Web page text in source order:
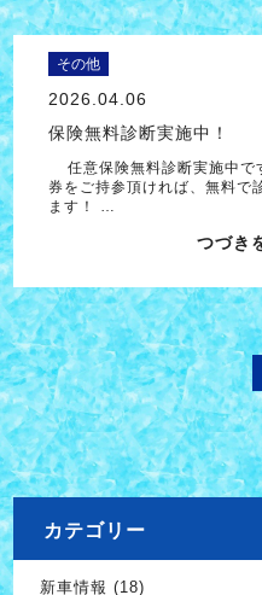
その他
2026.04.06
保険無料診断実施中！
任意保険無料診断実施中で
券をご持参頂ければ、無料で
ます！ …
つづき
カテゴリー
新車情報 (18)